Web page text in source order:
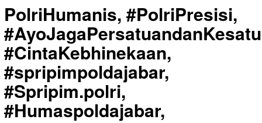
PolriHumanis, #PolriPresisi,
#CintaKebhinekaan,
#spripimpoldajabar,
#Spripim.polri,
#Humaspoldajabar,